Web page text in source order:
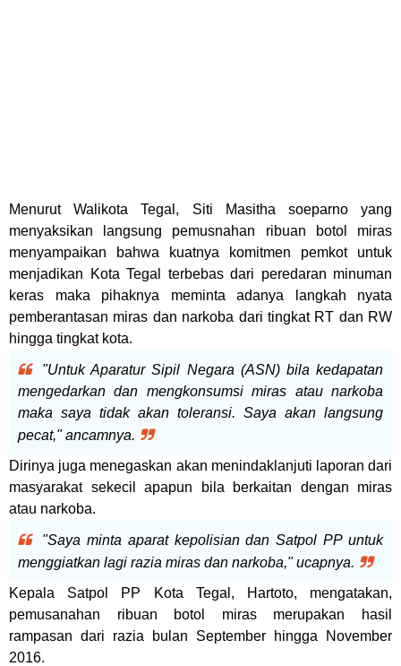
Menurut Walikota Tegal, Siti Masitha soeparno yang
menyaksikan langsung pemusnahan ribuan botol miras
menyampaikan bahwa kuatnya komitmen pemkot untuk
menjadikan Kota Tegal terbebas dari peredaran minuman
keras maka pihaknya meminta adanya langkah nyata
pemberantasan miras dan narkoba dari tingkat RT dan RW
hingga tingkat kota.
"Untuk Aparatur Sipil Negara (ASN) bila kedapatan
mengedarkan dan mengkonsumsi miras atau narkoba
maka saya tidak akan toleransi. Saya akan langsung
pecat," ancamnya.
Dirinya juga menegaskan akan menindaklanjuti laporan dari
masyarakat sekecil apapun bila berkaitan dengan miras
atau narkoba.
"Saya minta aparat kepolisian dan Satpol PP untuk
menggiatkan lagi razia miras dan narkoba," ucapnya.
Kepala Satpol PP Kota Tegal, Hartoto, mengatakan,
pemusanahan ribuan botol miras merupakan hasil
rampasan dari razia bulan September hingga November
2016.